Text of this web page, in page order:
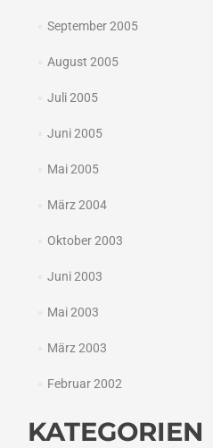
September 2005
August 2005
Juli 2005
Juni 2005
Mai 2005
März 2004
Oktober 2003
Juni 2003
Mai 2003
März 2003
Februar 2002
KATEGORIEN